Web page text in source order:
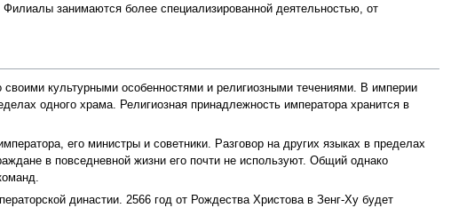
занимаются более специализированной деятельностью, от
культурными особенностями и религиозными течениями. В империи
одного храма. Религиозная принадлежность императора хранится в
его министры и советники. Разговор на других языках в пределах
в повседневной жизни его почти не используют. Общий однако
династии. 2566 год от Рождества Христова в Зенг-Ху будет